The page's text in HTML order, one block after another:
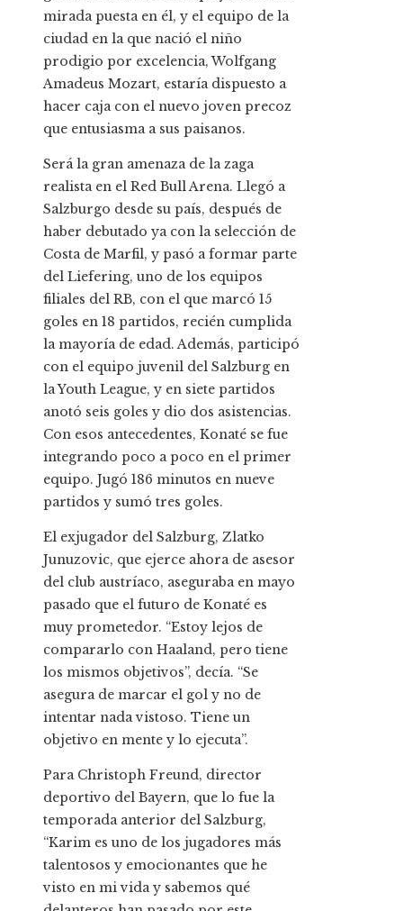
mirada puesta en él, y el equipo de la
ciudad en la que nació el niño
prodigio por excelencia, Wolfgang
Amadeus Mozart, estaría dispuesto a
hacer caja con el nuevo joven precoz
que entusiasma a sus paisanos.
Será la gran amenaza de la zaga
realista en el Red Bull Arena. Llegó a
Salzburgo desde su país, después de
haber debutado ya con la selección de
Costa de Marfil, y pasó a formar parte
del Liefering, uno de los equipos
filiales del RB, con el que marcó 15
goles en 18 partidos, recién cumplida
la mayoría de edad. Además, participó
con el equipo juvenil del Salzburg en
la Youth League, y en siete partidos
anotó seis goles y dio dos asistencias.
Con esos antecedentes, Konaté se fue
integrando poco a poco en el primer
equipo. Jugó 186 minutos en nueve
partidos y sumó tres goles.
El exjugador del Salzburg, Zlatko
Junuzovic, que ejerce ahora de asesor
del club austríaco, aseguraba en mayo
pasado que el futuro de Konaté es
muy prometedor. “Estoy lejos de
compararlo con Haaland, pero tiene
los mismos objetivos”, decía. “Se
asegura de marcar el gol y no de
intentar nada vistoso. Tiene un
objetivo en mente y lo ejecuta”.
Para Christoph Freund, director
deportivo del Bayern, que lo fue la
temporada anterior del Salzburg,
“Karim es uno de los jugadores más
talentosos y emocionantes que he
visto en mi vida y sabemos qué